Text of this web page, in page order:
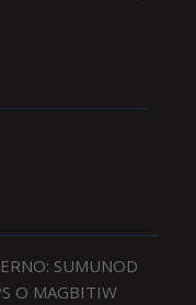
SUMUNOD
O MAGBITIW